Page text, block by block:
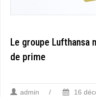
Le groupe
de prime
admin / 16